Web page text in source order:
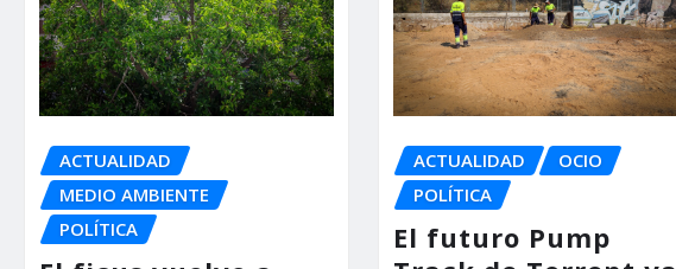
ACTUALIDAD
MEDIO AMBIENTE
POLÍTICA
ACTUALIDAD
OCIO
POLÍTICA
El futuro Pump